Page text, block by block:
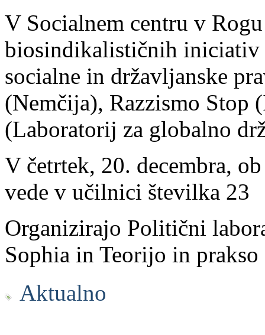
V Socialnem centru v
biosindikalističnih iniciativ
socialne in državljanske
(Nemčija), Razzismo Stop
(Laboratorij za globalno
V četrtek, 20. decembra,
vede v učilnici številka 23
Organizirajo Politični
Sophia in Teorijo in prakso
Aktualno